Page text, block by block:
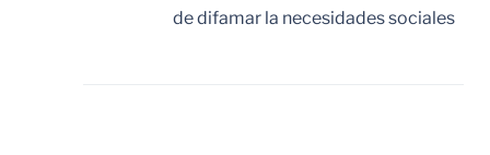
de difamar la necesidades sociales